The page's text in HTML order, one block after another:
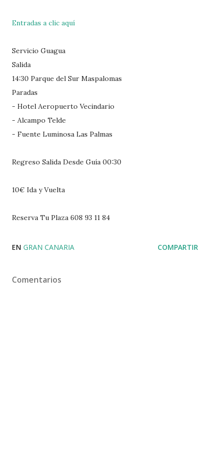
Entradas a clic aquí
Servicio Guagua
Salida
14:30 Parque del Sur Maspalomas
Paradas
- Hotel Aeropuerto Vecindario
- Alcampo Telde
- Fuente Luminosa Las Palmas
Regreso Salida Desde Guía 00:30
10€ Ida y Vuelta
Reserva Tu Plaza 608 93 11 84
EN GRAN CANARIA COMPARTIR
Comentarios